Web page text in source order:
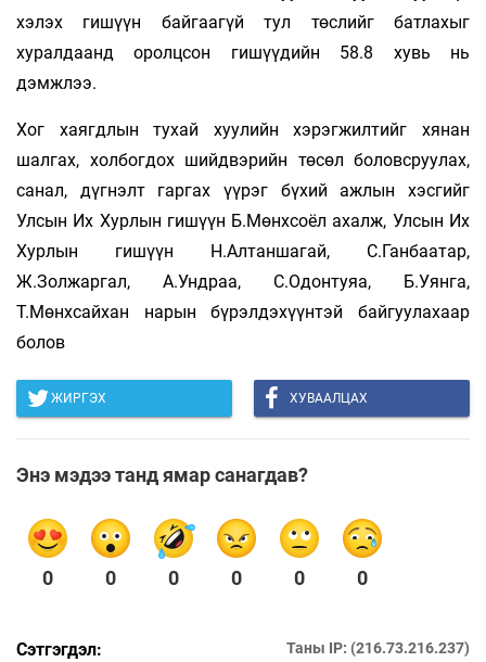
хэлэх гишүүн байгаагүй тул төслийг батлахыг
хуралдаанд оролцсон гишүүдийн 58.8 хувь нь
дэмжлээ.
Хог хаягдлын тухай хуулийн хэрэгжилтийг хянан
шалгах, холбогдох шийдвэрийн төсөл боловсруулах,
санал, дүгнэлт гаргах үүрэг бүхий ажлын хэсгийг
Улсын Их Хурлын гишүүн Б.Мөнхсоёл ахалж, Улсын Их
Хурлын гишүүн Н.Алтаншагай, С.Ганбаатар,
Ж.Золжаргал, А.Ундраа, С.Одонтуяа, Б.Уянга,
Т.Мөнхсайхан нарын бүрэлдэхүүнтэй байгуулахаар
болов
ЖИРГЭХ ХУВААЛЦАХ
Энэ мэдээ танд ямар санагдав?
0 0 0 0 0 0
Сэтгэгдэл: Таны IP: (216.73.216.237)